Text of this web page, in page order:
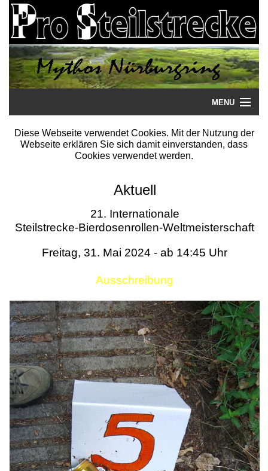
MENU
Startseite
Literatur
Termine
Diese Webseite verwendet Cookies. Mit der Nutzung der
Webseite erklären Sie sich damit einverstanden, dass
Cookies verwendet werden.
Aktuell
21. Internationale
Steilstrecke-Bierdosenrollen-Weltmeisterschaft
Freitag, 31. Mai 2024 - ab 14:45 Uhr
Ausschreibung